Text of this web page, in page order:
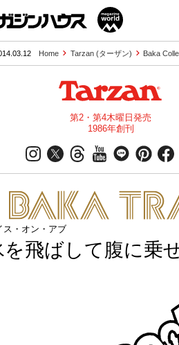
Home Tarzan (ターザン) Baka
第2・第4木曜日発売
1986年創刊
ス・オン・アブ
を飛ばして腹に乗